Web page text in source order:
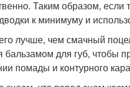
Таким образом,
к минимуму и
лучше, чем смачный
для губ, чтобы
помады и контурного